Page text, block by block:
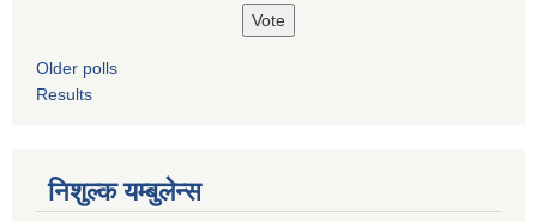
Older polls
Results
निशुल्क यम्बुलेन्स